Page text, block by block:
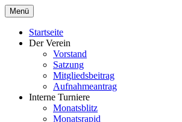
Zum
Inhalt
springen
Menü
Startseite
Der Verein
Vorstand
Satzung
Mitgliedsbeitrag
Aufnahmeantrag
Interne Turniere
Monatsblitz
Monatsrapid